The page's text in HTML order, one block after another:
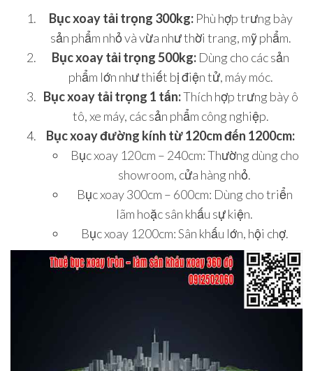
Bục xoay tải trọng 300kg:Phù hợp trưng bày
sản phẩm nhỏ và vừa như thời trang, mỹ phẩm.
Bục xoay tải trọng 500kg: Dùng cho các sản
phẩm lớn như thiết bị điện tử, máy móc.
Bục xoay tải trọng 1 tấn:Thích hợp trưng bày ô
tô, xe máy, các sản phẩm công nghiệp.
Bục xoay đường kính từ 120cm đến 1200cm:
Bục xoay 120cm – 240cm: Thường dùng cho
showroom, cửa hàng nhỏ.
Bục xoay 300cm – 600cm: Dùng cho triển
lãm hoặc sân khấu sự kiện.
Bục xoay 1200cm: Sân khấu lớn, hội chợ.